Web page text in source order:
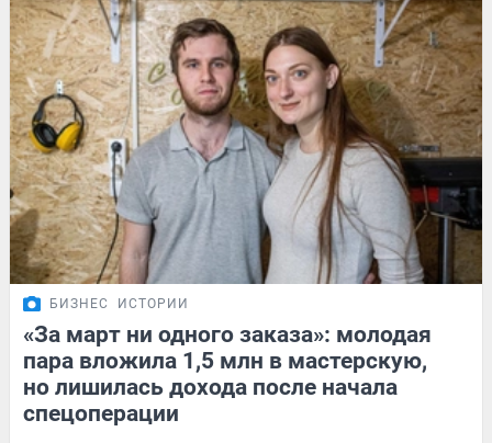
БИЗНЕС ИСТОРИИ
«За март ни одного заказа»: молодая
пара вложила 1,5 млн в мастерскую,
но лишилась дохода после начала
спецоперации